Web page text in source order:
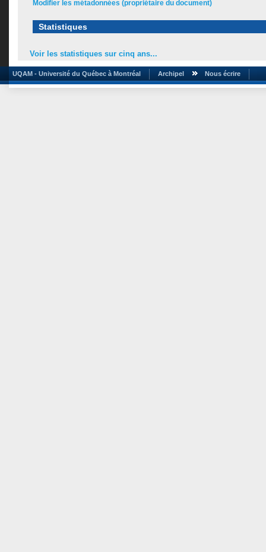
Modifier les métadonnées (propriétaire du document)
Statistiques
Voir les statistiques sur cinq ans...
UQAM - Université du Québec à Montréal Archipel Nous écrire